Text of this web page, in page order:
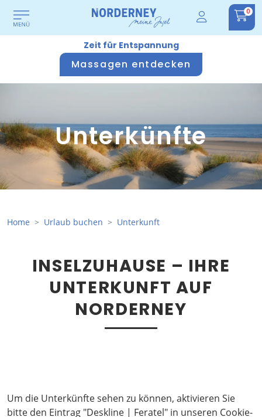
0
Zeit für Entspannung
Massagen entdecken
Unterkünfte
Home Urlaub buchen Unterkunft
INSELZUHAUSE – IHRE
UNTERKUNFT AUF
NORDERNEY
Um die Unterkünfte sehen zu können, aktivieren Sie
bitte den Eintrag "Deskline | Feratel" in unseren Cookie-